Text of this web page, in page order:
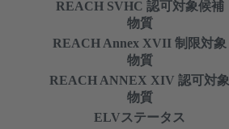
REACH SVHC 認可対象候補
物質
REACH Annex XVII 制限対象
物質
REACH ANNEX XIV 認可対象
物質
ELVステータス